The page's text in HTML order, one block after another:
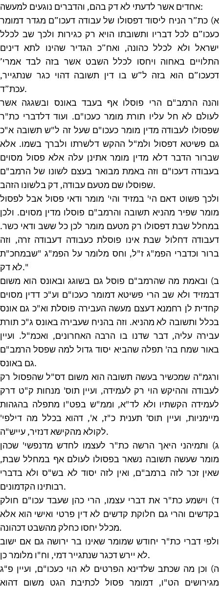
אחדים אשר לדעתי לא דק בהם, והדברים נוגעים למעשה:
א) כת”ר הניח ליסוד דפסולו של עבודה דעכו”ם מגדר דמומר
כעכו”ם לכל דבריו ותשובתו הויא רק כגירות ולכך שב לכלל
ישראל ולא לכלל כהונה, ואח”כ הגדיר שהינו לתא דינים
התלויים באחוה ויחסו לכלל השבט אשר בזה לבד אמרי’
דכעכו”ם הוא בזה ל”ש בו דין תשובה דהוי כגר שנתגייר,
עכת”ד.
והנה הרמב"ם הרי פוסלו אף בעבד באונס ובשגגה אשר
לעולם לא חל עליו תורת מומר כעכו"ם. ועוד דלדברי כת"ר
שפסולו לעבודה מדין מומר כעכו"ם שעל זה ל"ש תשובה א"כ
גם פשיטא דפסול ולמ"ל ההקש דלשרתו ולברך בשמו. אלא
שברור הדבר דלא מדין מומר אתינן עלה אלא פסול מסוים
בעבודה דעכו"ם וזה באמת מבואר בעצם לשונו של הרמב"ם
שפוסלו שם מטעם עבודה, דק בלשונו הזהב.
ולכך פשוט דאם הי' במזיד והי' מומר ודאי פסול אבל לפסול
מומר שפיר מהניא תשובה והרמב"ם פוסלו מדין מסוים. ולכן
במחלל שבת דפסולו רק מטעם מומר לכן כל ששב ודאי כשר.
דעבודה דחלול שבת אינו פוסלת כעבודה דעבודה זרה, וזה
ברור וכדברי הפמ"ג ז"ל, וחס מלומר על הפמ"ג "שבמחכ"ת
לא דק."
ב) ובאמת מה שהרמב"ם פוסל גם בשוגג ובאונס הוא משום
דבמזיד ולא שב הרי פשיטא דמומר כעכו"ם וע"כ דדין מסוים
קחדית לן רחמנא דעצם מעשה העבירה פוסלת וא"כ גם אונס
בכלל ותשובה לא מהניא. וזה בהניח שעבירה באונס ג"כ תורת
עבירה עליה, דבר שדנו בו הרבה האחרונים, ואכמ"ל. ועיין
באור שמח בה' תפלה שהביא יסוד גדול למה שפסל הרמב"ם
גם באונס.
ורגמ"ה שמכשיר בעשה תשובה הוא משום דס"ל שהפסול רק
לעבודה וההיקש הוי רק לעמידה, ועיין תוס' מנחות ק"ט דרק
לעמידה הקשתיו ולא לד"א, וממ"ש בפט"ו מתפלה בהגהות
מיימניות, ועיין תוס' תענית כ"ז, א', דהוא בכלל מה דילפי'
לקולא מהקישא דנזיר, עייש"ה.
ג) ותמיהני היאך הרשה כת"ר לעצמו לחדש מדנפשי' שכהן
מומר שעשה תשובה נשאר בפסולו לעולם אף במחלל שבת,
שאין זכר לזה ברמב"ם, ואין לזה יסוד לא בש"ס ולא בדברי
רבותינו הקדמונים.
ד) וישמע כת"ר את דברי עצמו, הרי כהן שעבד עכו"ם חולק
בקדשים והרי גם חלוקת קדשים לא דין פרטי ואישי הוא אלא
מכלל יחסו כחלק מהשבט דכהונה.
ולפי דברי כת"ר יחודש שמומר שאינו בר ירושה גם אם ישוב
לא יירש דכגר שנתגייר דמי, וח"ו מלומר כן.
ה) וכן מה שכתב שלדינא הפרטים לא הוי כעכו"ם, ועיין פ"ג
מגירושים הט"ו, דמומר פסול לכתיבת הגט משום דהוא